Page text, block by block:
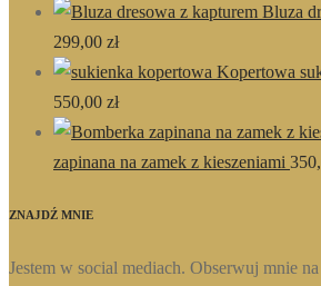
Bluza
299,00 zł
Kopertowa
550,00 zł
zapinana na zamek z kieszeniami
ZNAJDŹ MNIE
Jestem w social mediach. Obserwuj mnie